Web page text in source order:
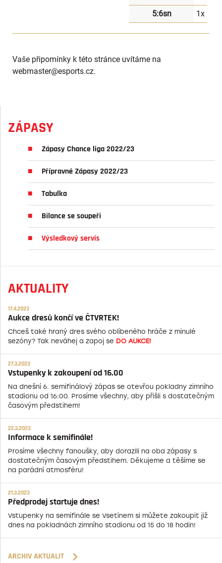
5:6sn
1x
Vaše připomínky k této stránce uvítáme na
webmaster@esports.cz.
ZÁPASY
Zápasy Chance liga 2022/23
Přípravné Zápasy 2022/23
Tabulka
Bilance se soupeři
Výsledkový servis
AKTUALITY
17.4.2023
Aukce dresů končí ve ČTVRTEK!
Chceš také hraný dres svého oblíbeného hráče z minulé
sezóny? Tak neváhej a zapoj se DO AUKCE!
27.3.2023
Vstupenky k zakoupení od 16.00
Na dnešní 6. semifinálový zápas se otevřou pokladny zimního
stadionu od 16:00. Prosíme všechny, aby přišli s dostatečným
časovým předstihem!
22.3.2023
Informace k semifinále!
Prosíme všechny fanoušky, aby dorazili na oba zápasy s
dostatečným časovým předstihem. Děkujeme a těšíme se
na parádní atmosféru!
21.3.2023
Předprodej startuje dnes!
Vstupenky na semifinále se Vsetínem si můžete zakoupit již
dnes na pokladnách zimního stadionu od 15 do 18 hodin!
ARCHIV AKTUALIT